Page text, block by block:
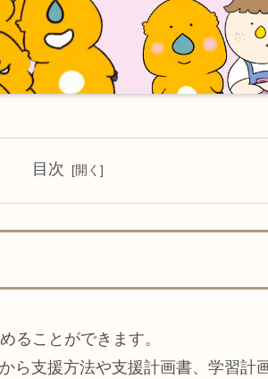
目次
ることができます。
支援方法や支援計画書、学習計